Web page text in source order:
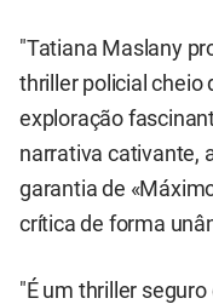
"Tatiana Maslany
thriller policial cheio
exploração
narrativa cativante,
garantia de
crítica de forma
"É um thriller